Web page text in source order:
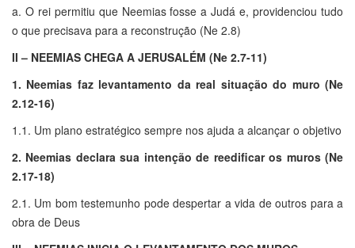
a. O rei permitiu que Neemias fosse a Judá e, providenciou tudo
o que precisava para a reconstrução (Ne 2.8)
II – NEEMIAS CHEGA A JERUSALÉM (Ne 2.7-11)
1. Neemias faz levantamento da real situação do muro (Ne
2.12-16)
1.1. Um plano estratégico sempre nos ajuda a alcançar o objetivo
2. Neemias declara sua intenção de reedificar os muros (Ne
2.17-18)
2.1. Um bom testemunho pode despertar a vida de outros para a
obra de Deus